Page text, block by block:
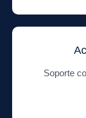
Soporte